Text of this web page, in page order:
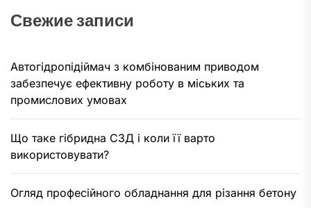
Свежие записи
Автогідропідіймач з комбінованим приводом
забезпечує ефективну роботу в міських та
промислових умовах
Що таке гібридна СЗД і коли її варто
використовувати?
Огляд професійного обладнання для різання бетону